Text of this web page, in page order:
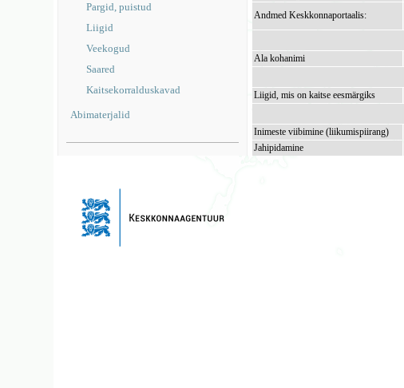
Pargid, puistud
Liigid
Veekogud
Saared
Kaitsekorralduskavad
Abimaterjalid
Andmed Keskkonnaportaalis:
Ala kohanimi
Liigid, mis on kaitse eesmärgiks
Inimeste viibimine (liikumispiirang)
Jahipidamine